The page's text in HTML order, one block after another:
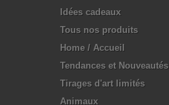
Idées cadeaux
Tous nos produits
Home / Accueil
Tendances et Nouveautés
Tirages d'art limités
Animaux